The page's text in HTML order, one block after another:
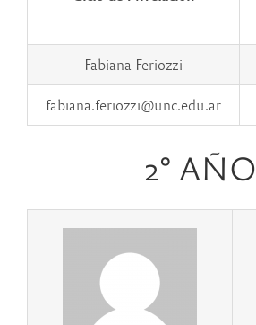
Fabiana Feriozzi
fabiana.feriozzi@unc.edu.ar
2° AÑO